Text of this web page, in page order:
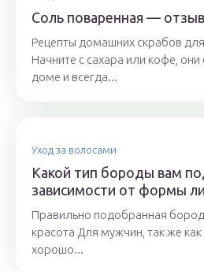
Соль поваренная — отзыв
Рецепты домашних скрабов
Начните с сахара или кофе,
доме и всегда...
Уход за волосами
Какой тип бороды вам
зависимости от формы
Правильно подобранная
красота Для мужчин, так же
хорошо...